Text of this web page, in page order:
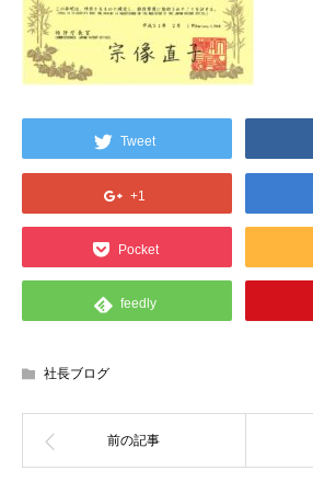
Tweet
+1
Pocket
feedly
社長ブログ